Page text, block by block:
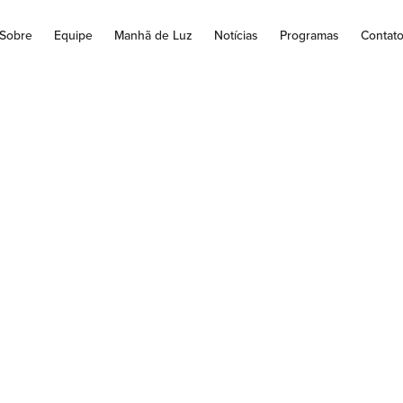
Sobre Equipe Manhã de Luz Notícias Programas Contato